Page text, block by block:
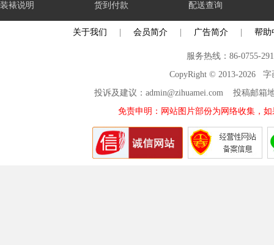
装裱说明 货到付款 配送查询
关于我们 会员简介 广告简介 帮助
服务热线：86-0755-
CopyRight © 2013-2026 字
投诉及建议：admin@zihuamei.com 投稿邮
免责申明：网站图片部份为网络收集，